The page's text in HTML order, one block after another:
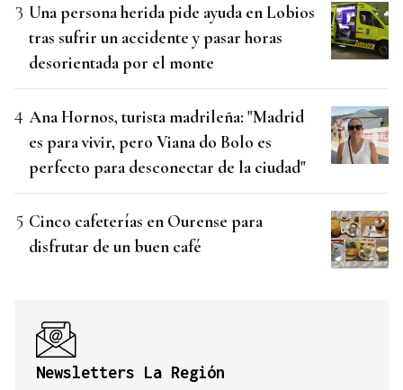
Una persona herida pide ayuda en Lobios
tras sufrir un accidente y pasar horas
desorientada por el monte
Ana Hornos, turista madrileña: "Madrid
es para vivir, pero Viana do Bolo es
perfecto para desconectar de la ciudad"
Cinco cafeterías en Ourense para
disfrutar de un buen café
Newsletters La Región